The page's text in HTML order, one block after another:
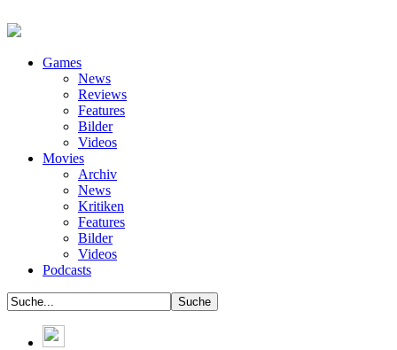
Games
News
Reviews
Features
Bilder
Videos
Movies
Archiv
News
Kritiken
Features
Bilder
Videos
Podcasts